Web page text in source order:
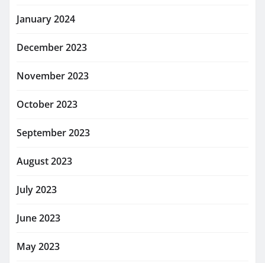
January 2024
December 2023
November 2023
October 2023
September 2023
August 2023
July 2023
June 2023
May 2023